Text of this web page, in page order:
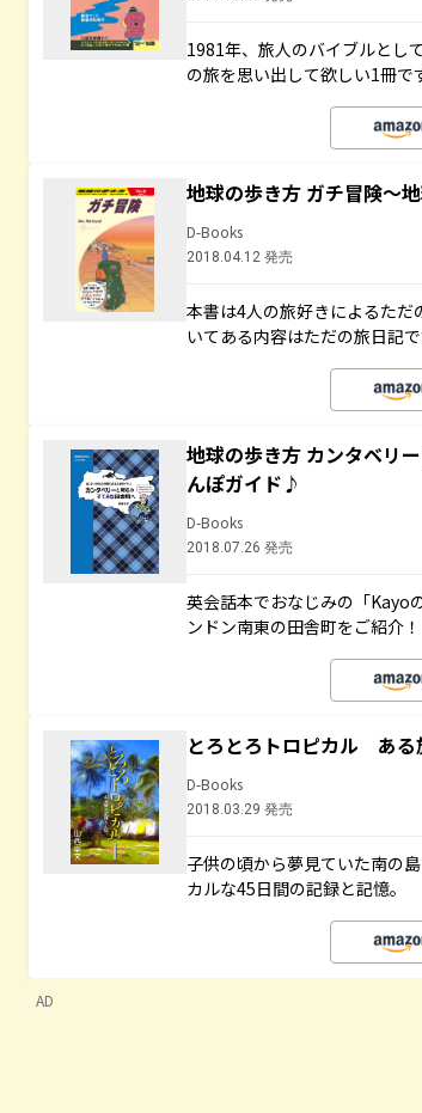
1981年、旅人のバイブルと
の旅を思い出して欲しい1冊で
地球の歩き方 ガチ冒険～
D-Books
2018.04.12 発売
本書は4人の旅好きによるただ
いてある内容はただの旅日記で
地球の歩き方 カンタベリ
んぽガイド♪
D-Books
2018.07.26 発売
英会話本でおなじみの「Kayo
ンドン南東の田舎町をご紹介！
とろとろトロピカル あ
D-Books
2018.03.29 発売
子供の頃から夢見ていた南の
カルな45日間の記録と記憶。
AD